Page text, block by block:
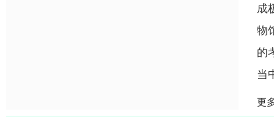
成
物
的
当
更